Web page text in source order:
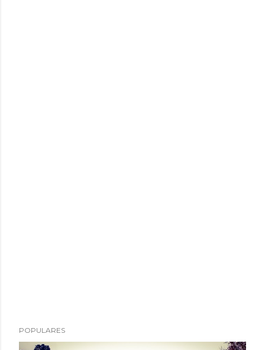
POPULARES